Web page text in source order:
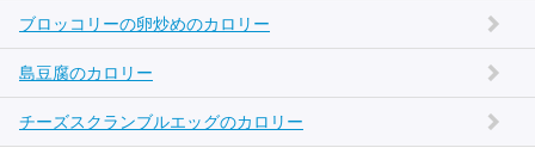
ブロッコリーの卵炒めのカロリー
島豆腐のカロリー
チーズスクランブルエッグのカロリー